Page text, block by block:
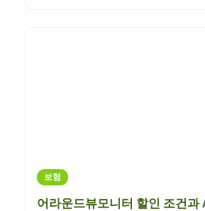
보험
어라운드뷰모니터 할인 조건과